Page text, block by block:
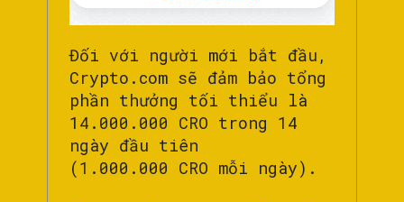
Đối với người mới bắt đầu,
Crypto.com sẽ đảm bảo tổng
phần thưởng tối thiểu là
14.000.000 CRO trong 14
ngày đầu tiên
(1.000.000 CRO mỗi ngày).